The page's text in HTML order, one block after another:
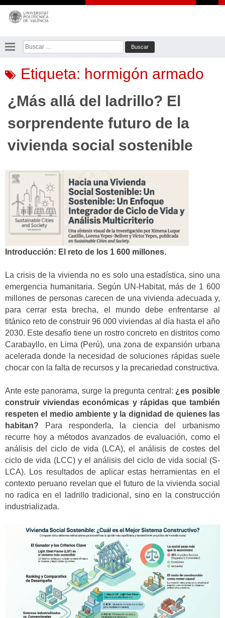
Saltar
contenido
Buscar:
Etiqueta: hormigón armado
¿Más allá del ladrillo? El
sorprendente futuro de la
vivienda social sostenible
Introducción: El reto de los 1 600 millones.
La crisis de la vivienda no es solo una estadística, sino una
emergencia humanitaria. Según UN-Habitat, más de 1 600
millones de personas carecen de una vivienda adecuada y,
para cerrar esta brecha, el mundo debe enfrentarse al
titánico reto de construir 96 000 viviendas al día hasta el año
2030. Este desafío tiene un rostro concreto en distritos como
Carabayllo, en Lima (Perú), una zona de expansión urbana
acelerada donde la necesidad de soluciones rápidas suele
chocar con la falta de recursos y la precariedad constructiva.
Ante este panorama, surge la pregunta central: ¿es posible
construir viviendas económicas y rápidas que también
respeten el medio ambiente y la dignidad de quienes las
habitan? Para responderla, la ciencia del urbanismo
recurre hoy a métodos avanzados de evaluación, como el
análisis del ciclo de vida (LCA), el análisis de costes del
ciclo de vida (LCC) y el análisis del ciclo de vida social (S-
LCA). Los resultados de aplicar estas herramientas en el
contexto peruano revelan que el futuro de la vivienda social
no radica en el ladrillo tradicional, sino en la construcción
industrializada.